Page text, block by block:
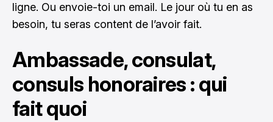
ligne. Ou envoie-toi un email. Le jour où tu en as
besoin, tu seras content de l’avoir fait.
Ambassade, consulat,
consuls honoraires : qui
fait quoi